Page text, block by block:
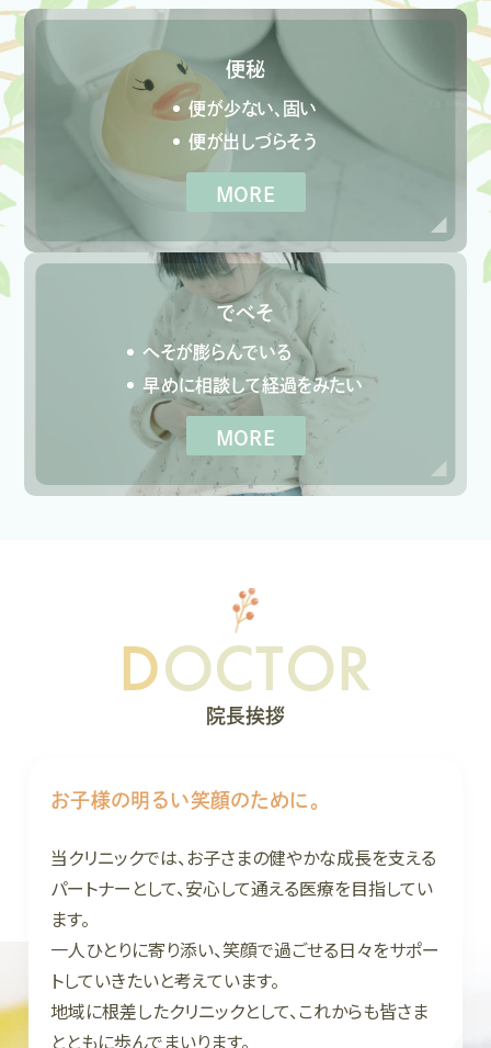
便秘
便が少ない、固い
便が出しづらそう
MORE
でべそ
へそが膨らんでいる
早めに相談して経過をみたい
MORE
DOCTOR
院長挨拶
お子様の明るい笑顔のために。
当クリニックでは、お子さまの健やかな成長を支える
パートナーとして、安心して通える医療を目指してい
ます。
一人ひとりに寄り添い、笑顔で過ごせる日々をサポー
トしていきたいと考えています。
地域に根差したクリニックとして、これからも皆さま
とともに歩んでまいります。